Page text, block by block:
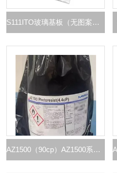
S111ITO玻璃基板（无图案） 晶圆片
AZ1500（90cp）AZ1500系列G线光刻胶